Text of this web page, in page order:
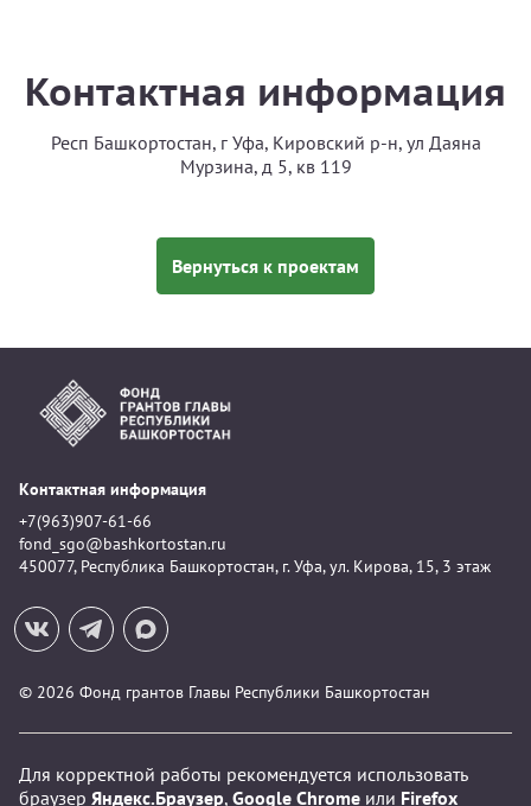
Контактная информация
Респ Башкортостан, г Уфа, Кировский р-н, ул Даяна
Мурзина, д 5, кв 119
Вернуться к проектам
Контактная информация
+7(963)907-61-66
fond_sgo@bashkortostan.ru
450077, Республика Башкортостан, г. Уфа, ул. Кирова, 15, 3 этаж
© 2026 Фонд грантов Главы Республики Башкортостан
Для корректной работы рекомендуется использовать
браузер Яндекс.Браузер, Google Chrome или Firefox